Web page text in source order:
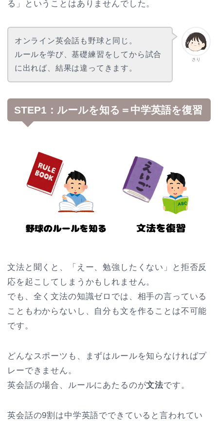
る」ということはありませんでした。
さり
オンライン英会話も野球と同じ。
ルールを学び、基礎練習をしてから試合
に出れば、結果は違ってきます。
STEP1：ルールを知る＝中学英語を復習
文法と聞くと、「えー、勉強したくない」と拒否反
応を起こしてしまうかもしれません。
でも、全く文法の知識ゼロでは、相手の言っている
こともわからないし、自分も文を作ることは不可能
です。
どんなスポーツも、まずはルールを知らなければプ
レーできません。
英会話の場合、ルールにあたるのが文法です。
英会話の9割は中学英語でできていると言われてい